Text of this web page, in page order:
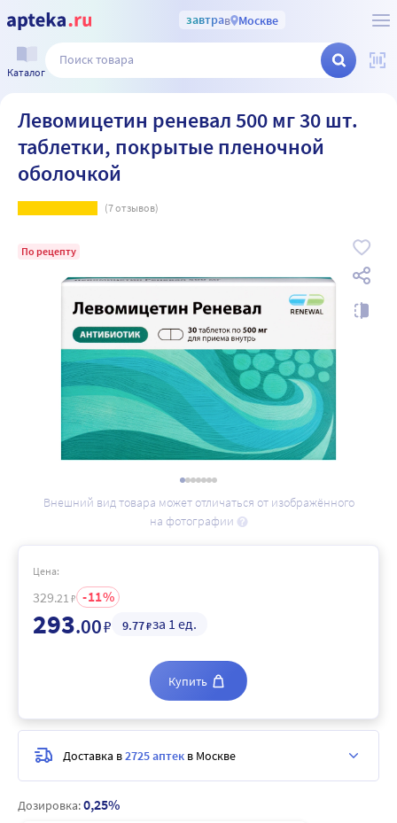
завтрав Москве
Каталог
Левомицетин реневал 500 мг 30 шт.
таблетки, покрытые пленочной
оболочкой
(7отзывов)
По рецепту
Внешний вид товара может отличаться от изображённого
на фотографии
Дозировка:0,25%
Цена:
329.21 ₽ 11
293.00₽ 9.77₽за 1 ед.
Купить
Доставка в2725 аптек в Москве